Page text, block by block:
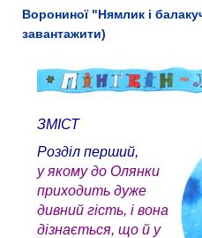
Ворониної "Нямлик і
завантажити)
ЗМІСТ
Розділ перший,
у якому до Олянки
приходить дуже
дивний гість, і вона
дізнається, що й у